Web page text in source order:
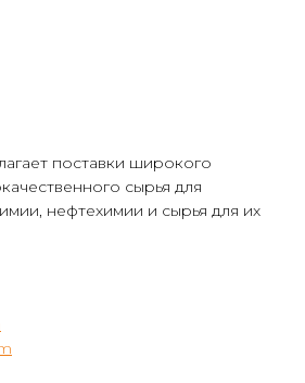
поставки широкого
сырья для
нефтехимии и сырья для их